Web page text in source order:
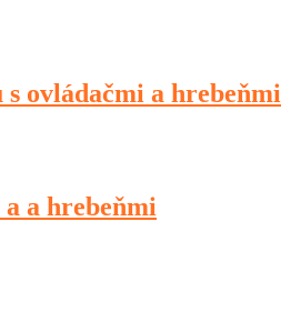
s ovládačmi a hrebeňmi
a a hrebeňmi